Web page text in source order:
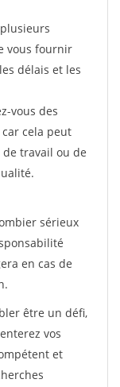
vous fournir
délais et les
vous des
cela peut
travail ou de
sérieux
en cas de
être un défi,
vos
et